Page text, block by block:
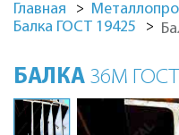
Главная
Балка ГОСТ 19425
БАЛКА 36М ГОСТ